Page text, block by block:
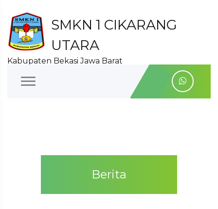
SMKN 1 CIKARANG
UTARA
Kabupaten Bekasi Jawa Barat
Berita